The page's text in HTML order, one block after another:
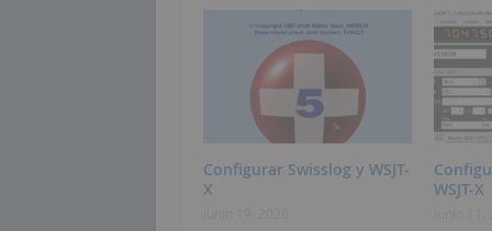
Configurar Swisslog y WSJT-
X
WSJT-X